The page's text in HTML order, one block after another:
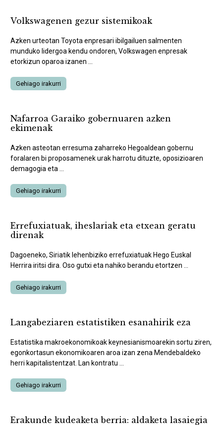
Volkswagenen gezur sistemikoak
Azken urteotan Toyota enpresari ibilgailuen salmenten
munduko lidergoa kendu ondoren, Volkswagen enpresak
etorkizun oparoa izanen ...
Gehiago irakurri
Nafarroa Garaiko gobernuaren azken
ekimenak
Azken asteotan erresuma zaharreko Hegoaldean gobernu
foralaren bi proposamenek urak harrotu dituzte, oposizioaren
demagogia eta ...
Gehiago irakurri
Errefuxiatuak, iheslariak eta etxean geratu
direnak
Dagoeneko, Siriatik lehenbiziko errefuxiatuak Hego Euskal
Herrira iritsi dira. Oso gutxi eta nahiko berandu etortzen ...
Gehiago irakurri
Langabeziaren estatistiken esanahirik eza
Estatistika makroekonomikoak keynesianismoarekin sortu ziren,
egonkortasun ekonomikoaren aroa izan zena Mendebaldeko
herri kapitalistentzat. Lan kontratu ...
Gehiago irakurri
Erakunde kudeaketa berria: aldaketa lasaiegia